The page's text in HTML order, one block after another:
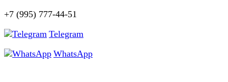
+7 (995) 777-44-51
Telegram
WhatsApp